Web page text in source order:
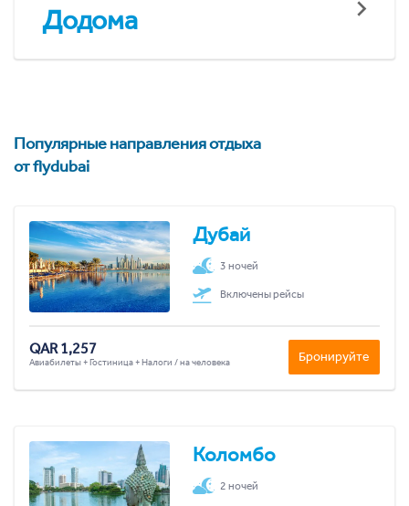
Додома
Популярные направления отдыха
от flydubai
Дубай
3 ночей
Включены рейсы
QAR 1,257
Авиабилеты + Гостиница + Налоги / на человека Бронируйте
Коломбо
2 ночей